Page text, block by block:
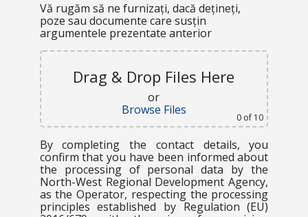
Vă rugăm să ne furnizați, dacă dețineți,
poze sau documente care susțin
argumentele prezentate anterior
Drag & Drop Files Here
or
Browse Files
0 of 10
By completing the contact details, you
confirm that you have been informed about
the processing of personal data by the
North-West Regional Development Agency,
as the Operator, respecting the processing
principles established by Regulation (EU)